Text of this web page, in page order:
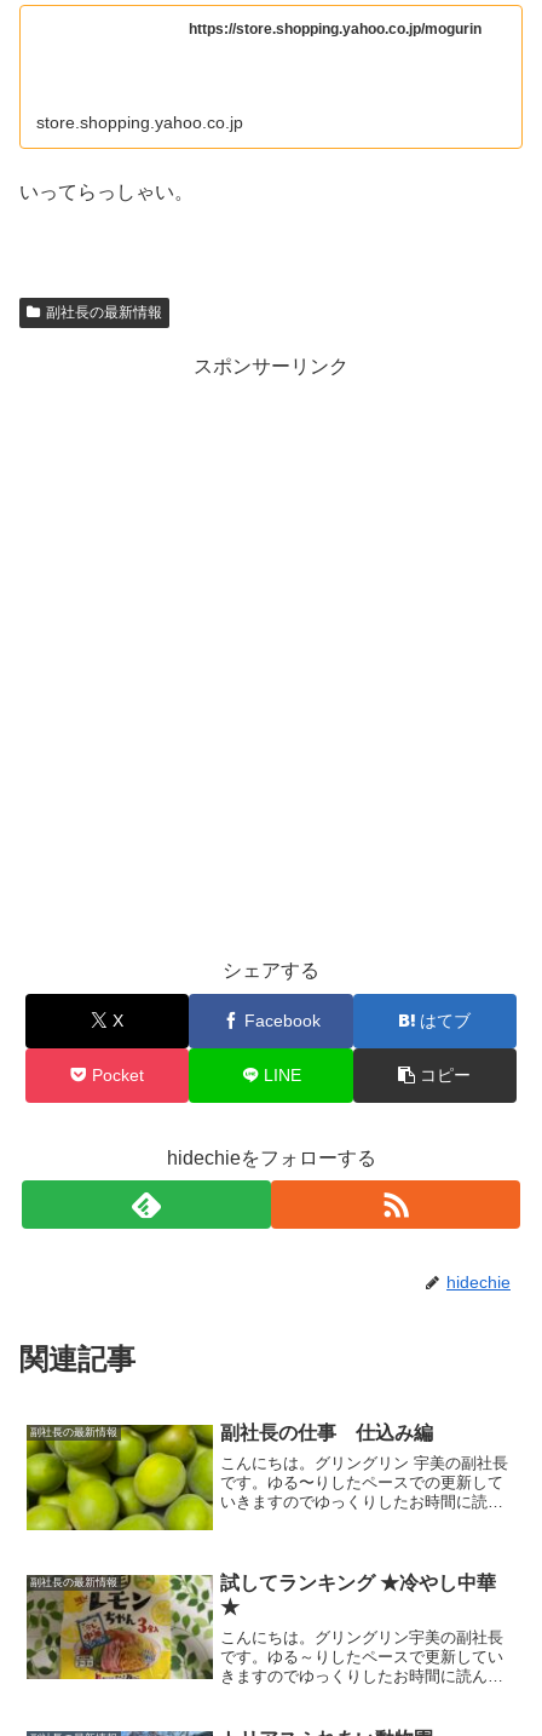
https://store.shopping.yahoo.co.jp/mogurin
store.shopping.yahoo.co.jp
いってらっしゃい。
副社長の最新情報
スポンサーリンク
シェアする
X Facebook はてブ
Pocket LINE コピー
hidechieをフォローする
hidechie
関連記事
副社長の最新情報 副社長の仕事 仕込み編
こんにちは。グリングリン 宇美の副社長
です。ゆる〜りしたペースでの更新して
いきますのでゆっくりしたお時間に読ん
の梅シロップ作りをしま...
副社長の最新情報
試してランキング ★冷やし中華
★
こんにちは。グリングリン宇美の副社長
です。ゆる～りしたペースで更新してい
きますのでゆっくりしたお時間に読んで